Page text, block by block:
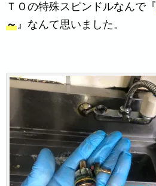
ＴＯの特殊スピンドルなんで『
～』なんて思いました。